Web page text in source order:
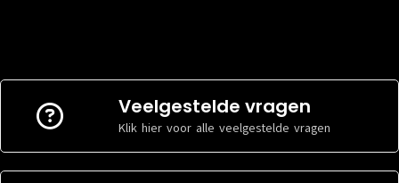
Veelgestelde vragen
Klik hier voor alle veelgestelde vragen